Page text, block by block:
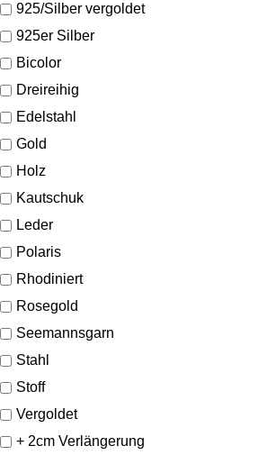
925/Silber vergoldet
925er Silber
Bicolor
Dreireihig
Edelstahl
Gold
Holz
Kautschuk
Leder
Polaris
Rhodiniert
Rosegold
Seemannsgarn
Stahl
Stoff
Vergoldet
+ 2cm Verlängerung